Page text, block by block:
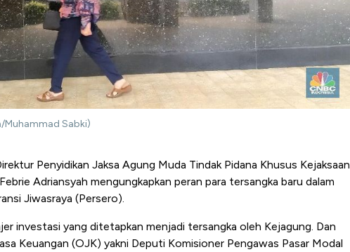
Muhammad Sabki)
Penyidikan Jaksa Agung Muda Tindak Pidana Khusus Kejaksaan
Adriansyah mengungkapkan peran para tersangka baru dalam
Jiwasraya (Persero).
investasi yang ditetapkan menjadi tersangka oleh Kejagung. Dan
Keuangan (OJK) yakni Deputi Komisioner Pengawas Pasar Modal